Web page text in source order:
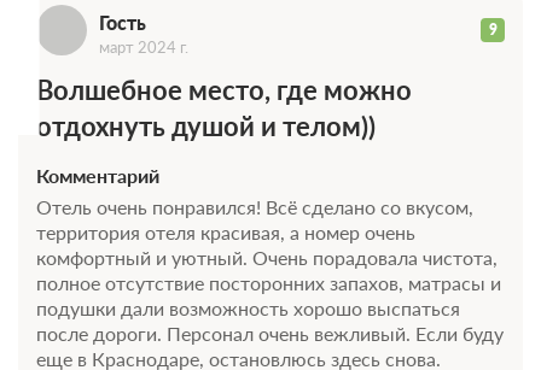
Гость 9
март 2024 г.
Волшебное место, где можно
отдохнуть душой и телом))
Комментарий
Отель очень понравился! Всё сделано со вкусом,
территория отеля красивая, а номер очень
комфортный и уютный. Очень порадовала чистота,
полное отсутствие посторонних запахов, матрасы и
подушки дали возможность хорошо выспаться
после дороги. Персонал очень вежливый. Если буду
еще в Краснодаре, остановлюсь здесь снова.